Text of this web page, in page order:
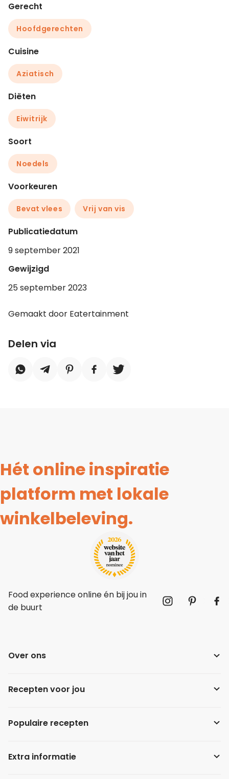
Gerecht
Hoofdgerechten
Cuisine
Aziatisch
Diëten
Eiwitrijk
Soort
Noedels
Voorkeuren
Bevat vlees Vrij van vis
Publicatiedatum
9 september 2021
Gewijzigd
25 september 2023
Gemaakt door Eatertainment
Delen via
Hét online inspiratie
platform met lokale
winkelbeleving.
Food experience online én bij jou in
de buurt
Over ons
Recepten voor jou
Populaire recepten
Extra informatie